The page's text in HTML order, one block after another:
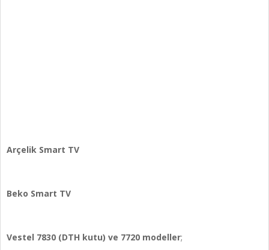
Arçelik Smart TV
Beko Smart TV
Vestel 7830 (DTH kutu) ve 7720 modeller;